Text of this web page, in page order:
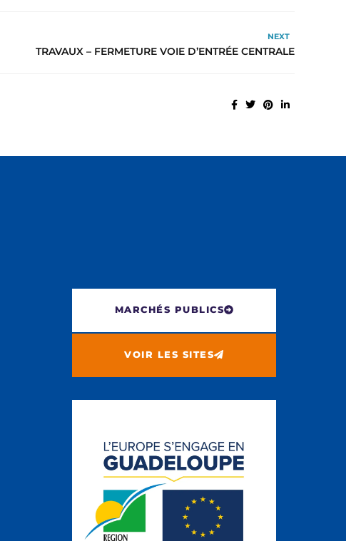
NEXT
TRAVAUX – FERMETURE VOIE D’ENTRÉE CENTRALE
MARCHÉS PUBLICS
VOIR LES SITES